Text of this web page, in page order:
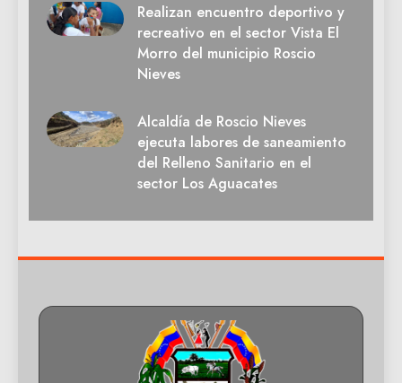
Realizan encuentro deportivo y
recreativo en el sector Vista El
Morro del municipio Roscio
Nieves
Alcaldía de Roscio Nieves
ejecuta labores de saneamiento
del Relleno Sanitario en el
sector Los Aguacates